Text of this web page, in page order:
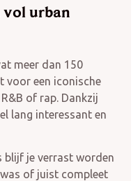
vol urban
meer dan 150
voor een iconische
of rap. Dankzij
lang interessant en
blijf je verrast worden
of juist compleet